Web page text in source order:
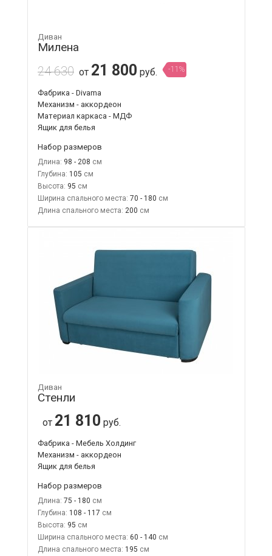
Диван
Милена
24 630 от 21 800 руб. -11%
Фабрика - Divama
Механизм - аккордеон
Материал каркаса - МДФ
Ящик для белья
Набор размеров
Длина: 98 - 208
Глубина: 105
Высота: 95
Ширина спального места: 70 - 180
Длина спального места: 200
Диван
Стенли
от 21 810 руб.
Фабрика - Мебель Холдинг
Механизм - аккордеон
Ящик для белья
Набор размеров
Длина: 75 - 180
Глубина: 108 - 117
Высота: 95
Ширина спального места: 60 - 140
Длина спального места: 195